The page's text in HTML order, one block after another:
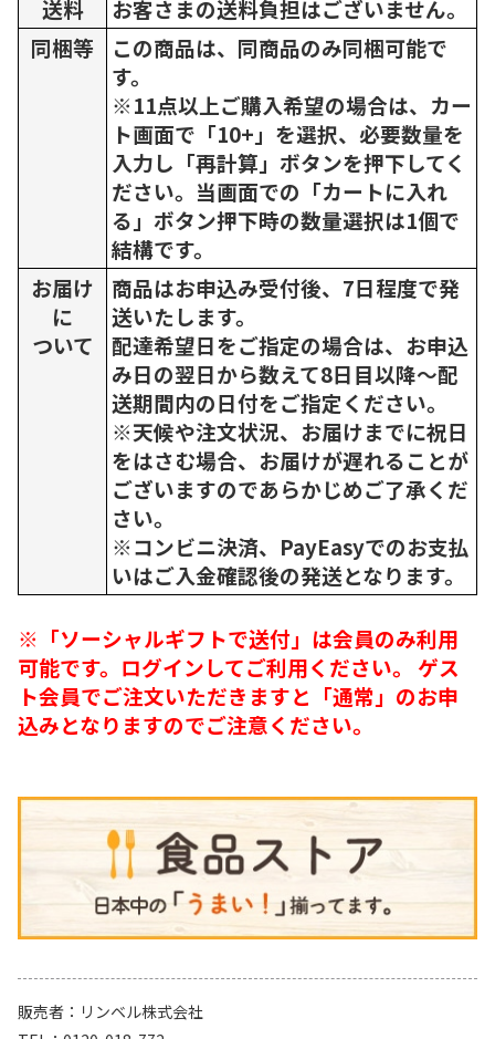
送料
お客さまの送料負担はございません。
同梱等
この商品は、同商品のみ同梱可能で
す。
※11点以上ご購入希望の場合は、カー
ト画面で「10+」を選択、必要数量を
入力し「再計算」ボタンを押下してく
ださい。当画面での「カートに入れ
る」ボタン押下時の数量選択は1個で
結構です。
お届け
に
ついて
商品はお申込み受付後、7日程度で発
送いたします。
配達希望日をご指定の場合は、お申込
み日の翌日から数えて8日目以降～配
送期間内の日付をご指定ください。
※天候や注文状況、お届けまでに祝日
をはさむ場合、お届けが遅れることが
ございますのであらかじめご了承くだ
さい。
※コンビニ決済、PayEasyでのお支払
いはご入金確認後の発送となります。
※「ソーシャルギフトで送付」は会員のみ利用
可能です。ログインしてご利用ください。 ゲス
ト会員でご注文いただきますと「通常」のお申
込みとなりますのでご注意ください。
販売者
リンベル株式会社